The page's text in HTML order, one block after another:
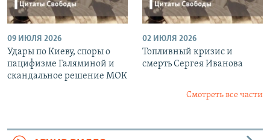
09 ИЮЛЯ 2026
Удары по Киеву, споры о
пацифизме Галяминой и
скандальное решение МОК
02 ИЮЛЯ 2026
Топливный кризис и
смерть Сергея Иванова
Смотреть все части